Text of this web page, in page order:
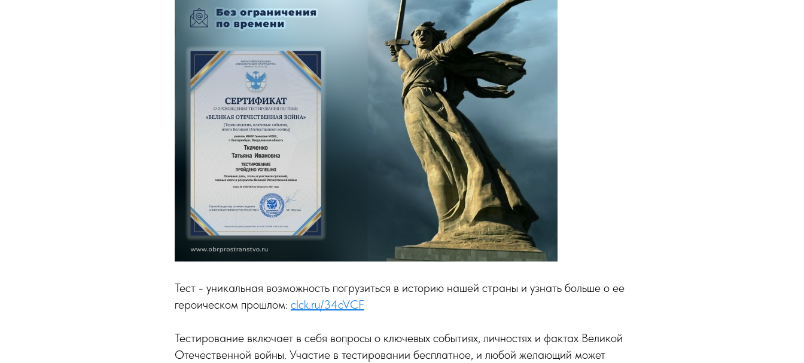
Тест - уникальная возможность погрузиться в историю нашей страны и узнать больше о ее
героическом прошлом: clck.ru/34cVCF
Тестирование включает в себя вопросы о ключевых событиях, личностях и фактах Великой
Отечественной войны. Участие в тестировании бесплатное, и любой желающий может